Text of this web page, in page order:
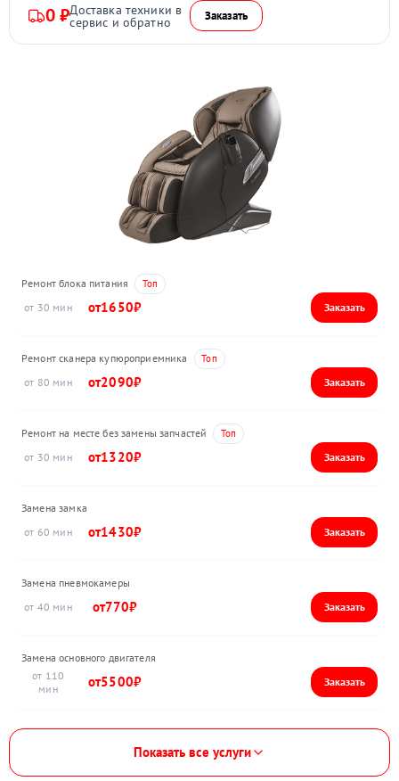
0 ₽Доставка техники в
сервис и обратно Заказать
Ремонт блока питания
30
1650
Ремонт сканера купюроприемника
80
2090
Ремонт на месте без замены запчастей
30
1320
Замена замка
60
1430
Замена пневмокамеры
40
770
Замена основного двигателя
110
5500
Показать все услуги